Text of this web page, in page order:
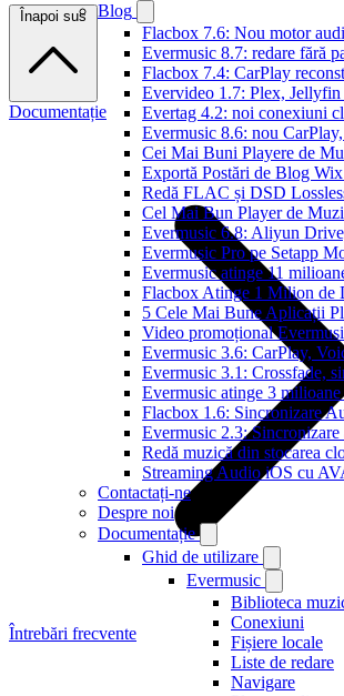
Blog
Flacbox 7.6: Nou motor
Evermusic 8.7: redare fără
Flacbox 7.4: CarPlay
Evervideo 1.7: Plex,
Evertag 4.2: noi conexiuni
Evermusic 8.6: nou
Cei Mai Buni Playere de
Exportă Postări de Blog
Redă FLAC și DSD
Cel Mai Bun Player de
Evermusic 6.8: Aliyun
Evermusic Pro pe Setapp
Evermusic atinge 11
Flacbox Atinge 1 Milion de
5 Cele Mai Bune Aplicații
Video promoțional
Evermusic 3.6: CarPlay,
Evermusic 3.1: Crossfade,
Evermusic atinge 3
Flacbox 1.6: Sincronizare
Evermusic 2.3:
Redă muzică din stocarea
Streaming Audio iOS cu
Contactați-ne
Despre noi
Documentație
Ghid de utilizare
Evermusic
Biblioteca
Conexiuni
Fișiere locale
Liste de redare
Navigare
Înapoi sus
Documentație
Întrebări frecvente